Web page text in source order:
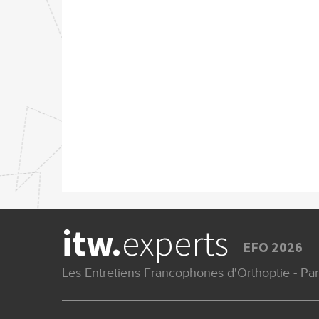
itw.experts EFO 2026
Les Entretiens Francophones d'Orthoptie -